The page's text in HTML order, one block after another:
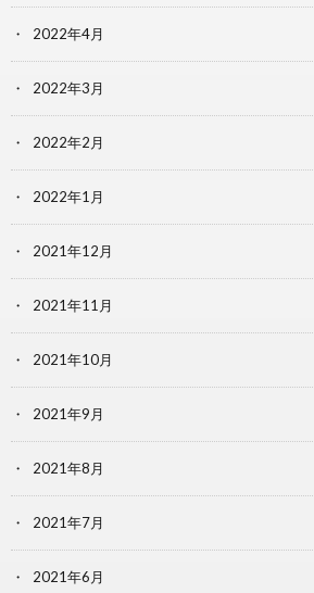
2022年4月
2022年3月
2022年2月
2022年1月
2021年12月
2021年11月
2021年10月
2021年9月
2021年8月
2021年7月
2021年6月